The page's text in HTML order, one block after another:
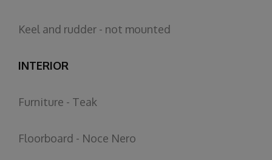
Keel and rudder - not mounted
INTERIOR
Furniture - Teak
Floorboard - Noce Nero